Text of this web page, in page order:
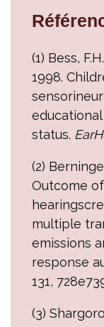
(1) Bess,
1998.
status.
(2)
Outcome
multiple
emissions
response
131,
(3)